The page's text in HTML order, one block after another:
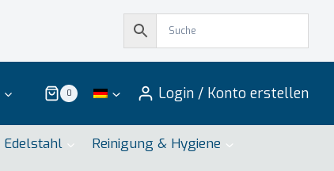
0 Login / Konto erstellen
Edelstahl Reinigung & Hygiene